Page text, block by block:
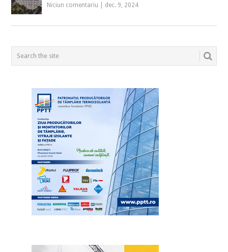
Niciun comentariu dec. 9, 2024